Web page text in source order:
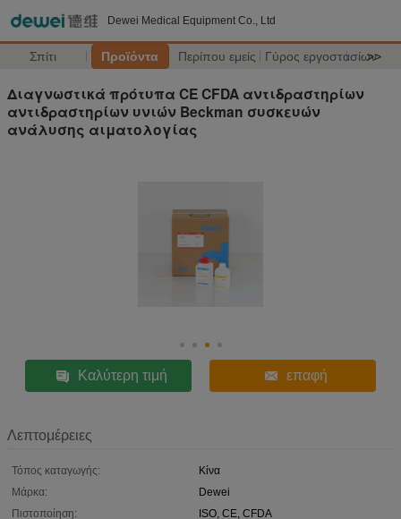
Dewei Medical Equipment Co., Ltd
Σπίτι Προϊόντα Περίπου εμείς Γύρος εργοστασίων
>>
Διαγνωστικά πρότυπα CE CFDA αντιδραστηρίων
αντιδραστηρίων υνιών Beckman συσκευών
ανάλυσης αιματολογίας
Καλύτερη τιμή επαφή
Λεπτομέρειες
Τόπος καταγωγής:
Κίνα
Μάρκα:
Dewei
Πιστοποίηση:
ISO, CE, CFDA